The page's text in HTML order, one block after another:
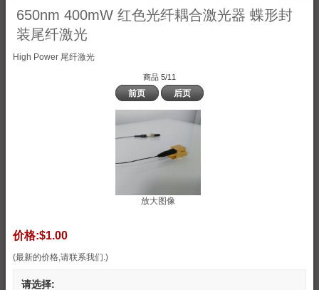
650nm 400mW 红色光纤耦合激光器 蝶形封
装尾纤激光
High Power 尾纤激光
商品 5/11
前页 后页
放大图像
价格:$1.00
(最新的价格,请联系我们.)
请选择: